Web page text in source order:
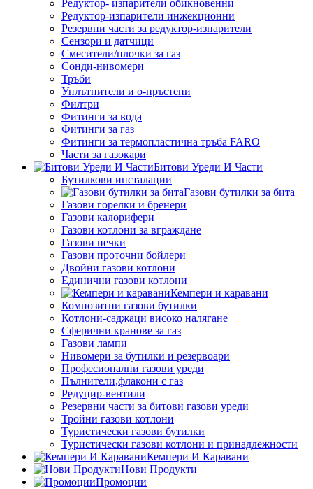
Редуктор- изпарители обикновенни
Редуктор-изпарители инжекционни
Резервни части за редуктор-изпарители
Сензори и датчици
Смесители/плочки за газ
Сонди-нивомери
Тръби
Уплътнители и о-пръстени
Филтри
Фитинги за вода
Фитинги за газ
Фитинги за термопластична тръба FARO
Части за газокари
Битови Уреди И Части
Бутилкови инсталации
Газови бутилки за бита
Газови горелки и бренери
Газови калорифери
Газови котлони за вграждане
Газови печки
Газови проточни бойлери
Двойни газови котлони
Единични газови котлони
Кемпери и каравани
Композитни газови бутилки
Котлони-саджаци високо налягане
Сферични кранове за газ
Газови лампи
Нивомери за бутилки и резервоари
Професионални газови уреди
Пълнители,флакони с газ
Редуцир-вентили
Резервни части за битови газови уреди
Тройни газови котлони
Туристически газови бутилки
Туристически газови котлони и принадлежности
Кемпери И Каравани
Нови Продукти
Промоции